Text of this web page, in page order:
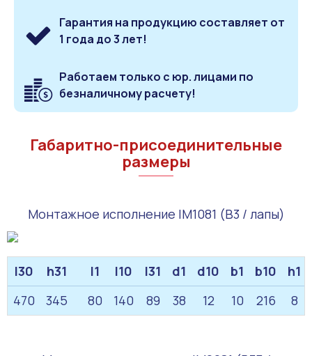
Гарантия на продукцию составляет от
1 года до 3 лет!
Работаем только с юр. лицами по
безналичному расчету!
Габаритно-присоединительные
размеры
Монтажное исполнение IM1081 (B3 / лапы)
l30 h31 l1 l10 l31 d1 d10 b1 b10
h1
470
345 80 140 89 38 12 10 216 8